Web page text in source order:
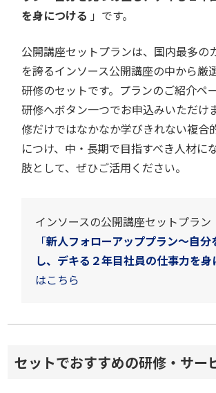
を身につける 」です。
公開講座セットプランは、国内最多の
を誇るインソース公開講座の中から厳
研修のセットです。プランのご紹介ペ
研修へボタン一つでお申込みいただけ
修だけではなかなか学びきれない複合
につけ、中・長期で目指すべき人材に
肢として、ぜひご活用ください。
インソースの公開講座セットプラン
「新人フォローアッププラン～自分
し、デキる２年目社員の仕事力を身
はこちら
セットでおすすめの研修・サー